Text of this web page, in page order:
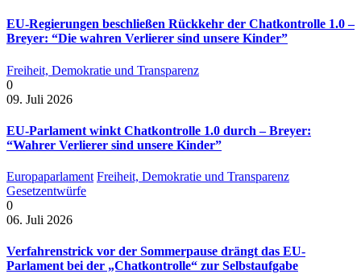
EU-Regierungen beschließen Rückkehr der Chatkontrolle 1.0 –
Breyer: “Die wahren Verlierer sind unsere Kinder”
Freiheit, Demokratie und Transparenz
0
09. Juli 2026
EU-Parlament winkt Chatkontrolle 1.0 durch – Breyer:
“Wahrer Verlierer sind unsere Kinder”
Europaparlament Freiheit, Demokratie und Transparenz
Gesetzentwürfe
0
06. Juli 2026
Verfahrenstrick vor der Sommerpause drängt das EU-
Parlament bei der „Chatkontrolle“ zur Selbstaufgabe